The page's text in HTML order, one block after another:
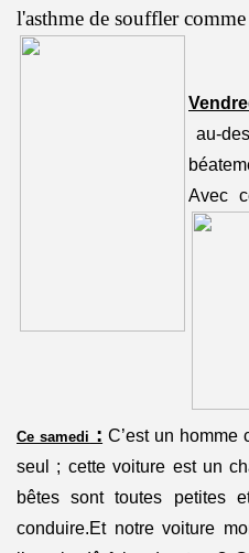
l'asthme de souffler
au-
Avec
Ce samedi : C’est un
seul ; cette voiture est un
bêtes sont toutes petites
conduire.Et notre voiture